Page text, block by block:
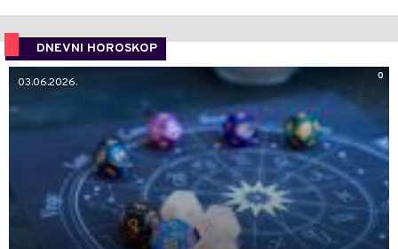
DNEVNI HOROSKOP
0
03.06.2026.